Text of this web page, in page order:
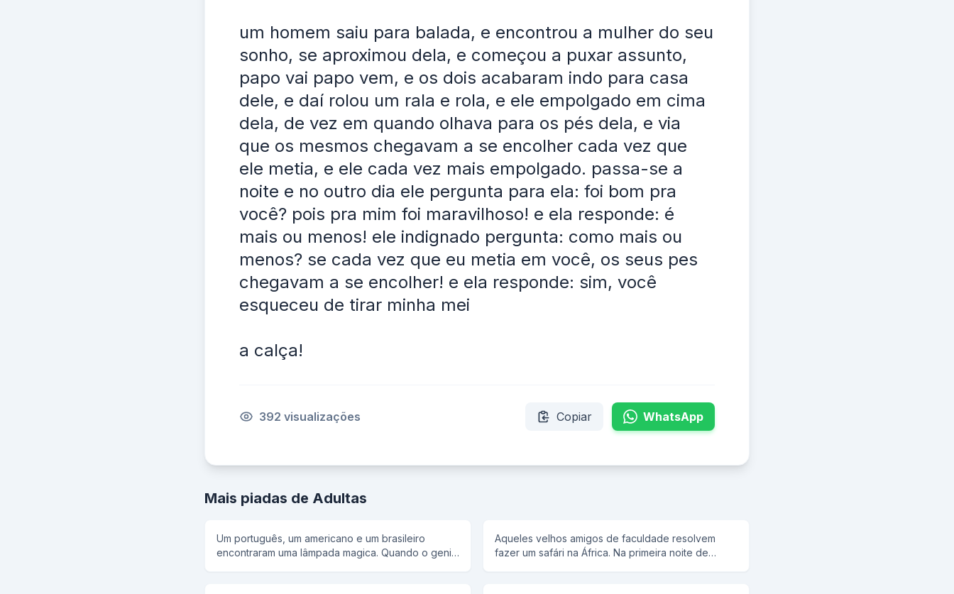
um homem saiu para balada, e encontrou a mulher do seu
sonho, se aproximou dela, e começou a puxar assunto,
papo vai papo vem, e os dois acabaram indo para casa
dele, e daí rolou um rala e rola, e ele empolgado em cima
dela, de vez em quando olhava para os pés dela, e via
que os mesmos chegavam a se encolher cada vez que
ele metia, e ele cada vez mais empolgado. passa-se a
noite e no outro dia ele pergunta para ela: foi bom pra
você? pois pra mim foi maravilhoso! e ela responde: é
mais ou menos! ele indignado pergunta: como mais ou
menos? se cada vez que eu metia em você, os seus pes
chegavam a se encolher! e ela responde: sim, você
esqueceu de tirar minha mei
a calça!
392 visualizações Copiar WhatsApp
Mais piadas de Adultas
Um português, um americano e um brasileiro
encontraram uma lâmpada magica. Quando o genio
Aqueles velhos amigos de faculdade resolvem
fazer um safári na África. Na primeira noite de